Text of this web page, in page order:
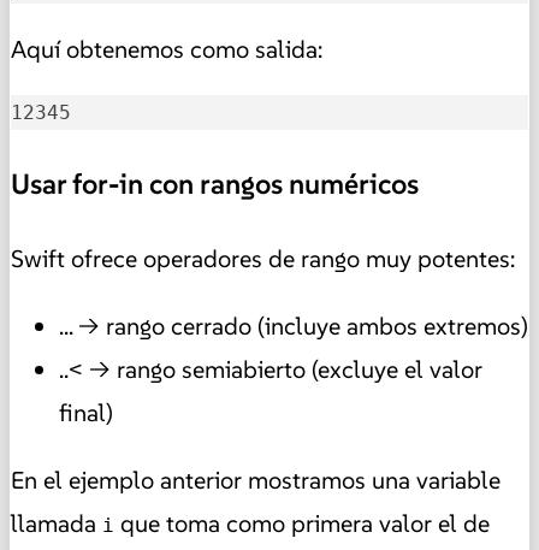
Aquí obtenemos como salida:
12345
Usar for-in con rangos numéricos
Swift ofrece operadores de rango muy potentes:
... → rango cerrado (incluye ambos extremos)
..< → rango semiabierto (excluye el valor
final)
En el ejemplo anterior mostramos una variable
llamada i que toma como primera valor el de